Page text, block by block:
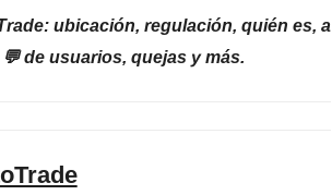
ubicación, regulación, quién es, a
de usuarios, quejas y más.